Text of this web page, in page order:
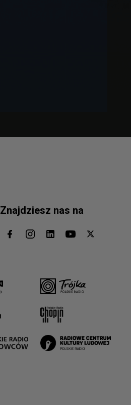
Znajdziesz nas na